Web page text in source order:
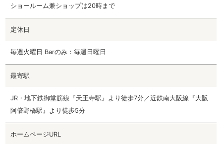
ショールーム兼ショップは20時まで
定休日
毎週火曜日 Barのみ：毎週日曜日
最寄駅
JR・地下鉄御堂筋線『天王寺駅』より徒歩7分／近鉄南大阪線『大阪
阿倍野橋駅』より徒歩5分
ホームページURL